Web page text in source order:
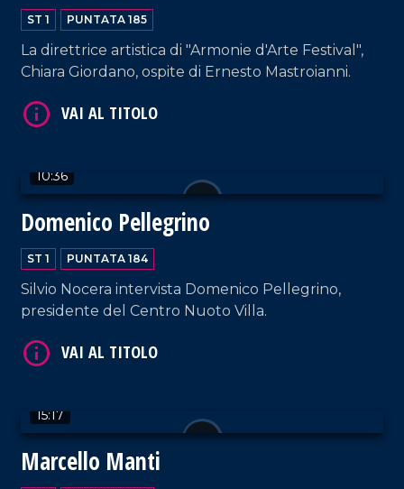
ST 1 PUNTATA 185
La direttrice artistica di "Armonie d'Arte Festival",
Chiara Giordano, ospite di Ernesto Mastroianni.
10:36
Domenico Pellegrino
ST 1 PUNTATA 184
Silvio Nocera intervista Domenico Pellegrino,
presidente del Centro Nuoto Villa.
15:17
Marcello Manti
VAI AL TITOLO
VAI AL TITOLO
VAI AL TITOLO